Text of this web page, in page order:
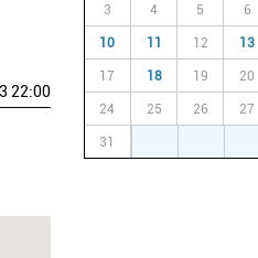
22:00
3 4 5 6
10 11 12 13
17 18 19 20
24 25 26 27
31